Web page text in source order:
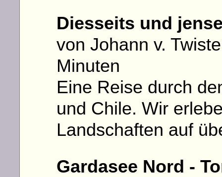
Diesseits und
von Johann v.
Minuten
Eine Reise durch
und Chile. Wir
Landschaften auf
Gardasee Nord -